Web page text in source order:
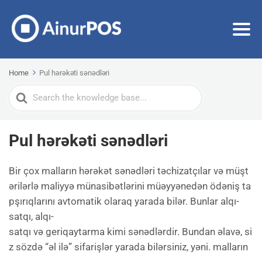
Home Pul hərəkəti sənədləri
Search
For
Pul hərəkəti sənədləri
Bir çox malların hərəkət sənədləri təchizatçılar və müşt
ərilərlə maliyyə münasibətlərini müəyyənedən ödəniş ta
pşırıqlarını avtomatik olaraq yarada bilər. Bunlar alqı-
satqı, alqı-
satqı və geriqaytarma kimi sənədlərdir. Bundan əlavə, si
z sözdə “əl ilə” sifarişlər yarada bilərsiniz, yəni. malların